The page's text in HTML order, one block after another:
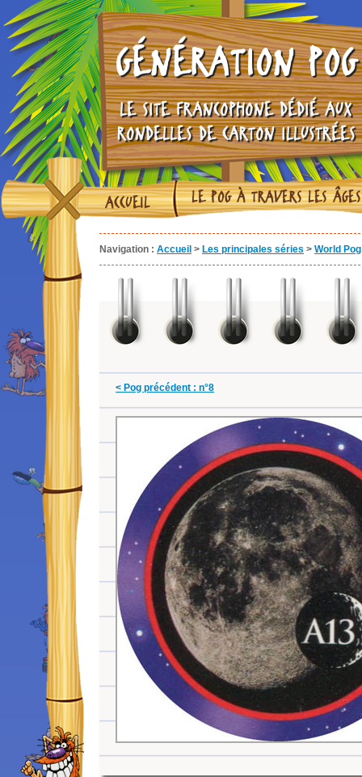
GÉNÉRATION POG
LE SITE FRANCOPHONE DÉDIÉ AUX
RONDELLES DE CARTON ILLUSTRÉES
ACCUEIL LE POG À TRAVERS LES ÂGES
Navigation : Accueil > Les principales séries > World
< Pog précédent : n°8